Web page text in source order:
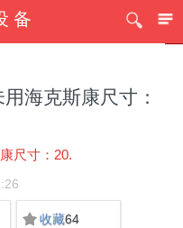
备
海克斯康尺寸：
尺寸：20.
收藏64